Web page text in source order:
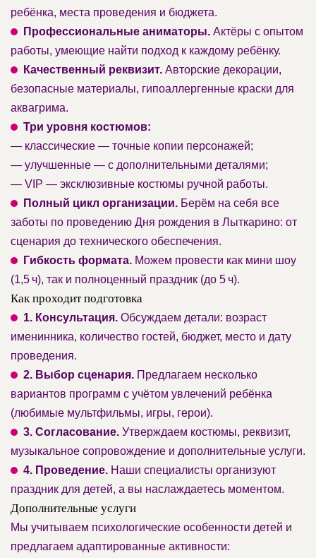
ребёнка, места проведения и бюджета.
Профессиональные аниматоры. Актёры с опытом
работы, умеющие найти подход к каждому ребёнку.
Качественный реквизит. Авторские декорации,
безопасные материалы, гипоаллергенные краски для
аквагрима.
Три уровня костюмов:
— классические — точные копии персонажей;
— улучшенные — с дополнительными деталями;
— VIP — эксклюзивные костюмы ручной работы.
Полный цикл организации. Берём на себя все
заботы по проведению Дня рождения в Лыткарино: от
сценария до технического обеспечения.
Гибкость формата. Можем провести как мини шоу
(1,5 ч), так и полноценный праздник (до 5 ч).
Как проходит подготовка
1. Консультация. Обсуждаем детали: возраст
именинника, количество гостей, бюджет, место и дату
проведения.
2. Выбор сценария. Предлагаем несколько
вариантов программ с учётом увлечений ребёнка
(любимые мультфильмы, игры, герои).
3. Согласование. Утверждаем костюмы, реквизит,
музыкальное сопровождение и дополнительные услуги.
4. Проведение. Наши специалисты организуют
праздник для детей, а вы наслаждаетесь моментом.
Дополнительные услуги
Мы учитываем психологические особенности детей и
предлагаем адаптированные активности: